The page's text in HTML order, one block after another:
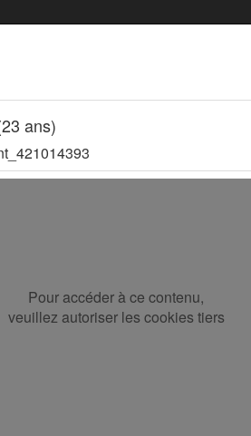
ans)
Pour accéder à ce contenu,
veuillez autoriser les cookies tiers